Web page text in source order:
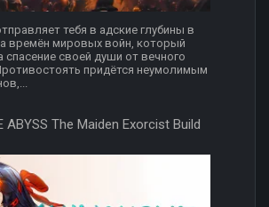
тебя в адские глубины в
времён мировых войн, который
спасение своей души от вечного
придётся неумолимым
ABYSS The Maiden Exorcist Build